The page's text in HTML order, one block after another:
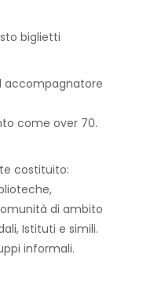
biglietti
accompagnatore
come over 70.
costituito:
di ambito
Istituti e simili.
informali.